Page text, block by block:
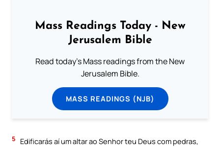
Mass Readings Today - New
Jerusalem Bible
Read today's Mass readings from the New
Jerusalem Bible.
MASS READINGS (NJB)
5
Edificarás aí um altar ao Senhor teu Deus com pedras,